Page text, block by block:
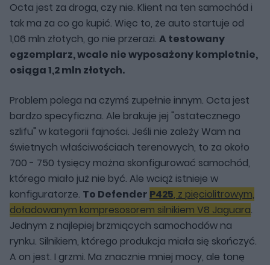
Octa jest za droga, czy nie. Klient na ten samochód i
tak ma za co go kupić. Więc to, że auto startuje od
1,06 mln złotych, go nie przerazi. A testowany
egzemplarz, wcale nie wyposażony kompletnie,
osiąga 1,2 mln złotych.
Problem polega na czymś zupełnie innym. Octa jest
bardzo specyficzna. Ale brakuje jej "ostatecznego
szlifu" w kategorii fajności. Jeśli nie zależy Wam na
świetnych właściwościach terenowych, to za około
700 - 750 tysięcy można skonfigurować samochód,
którego miało już nie być. Ale wciąż istnieje w
konfiguratorze. To Defender P425, z pięciolitrowym,
doładowanym kompresosorem silnikiem V8 Jaguara.
Jednym z najlepiej brzmiących samochodów na
rynku. Silnikiem, którego produkcja miała się skończyć.
A on jest. I grzmi. Ma znacznie mniej mocy, ale tonę